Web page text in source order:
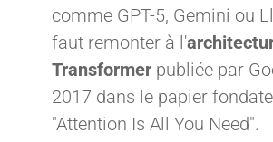
comme GPT-5, Gemini ou
faut remonter à l'
Transformerpubliée par
2017 dans le papier
"Attention Is All You Need".